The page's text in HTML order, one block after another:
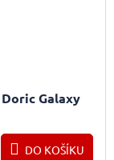
Galaxy
DO KOŠÍKU